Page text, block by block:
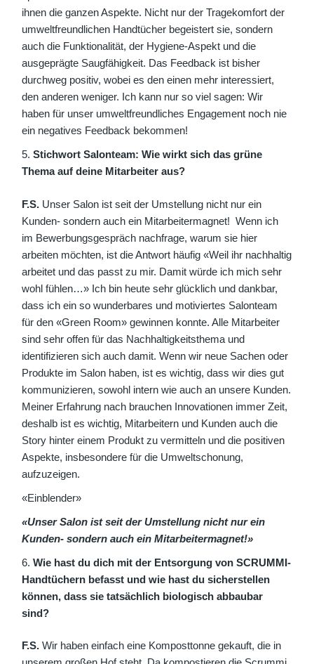
ihnen die ganzen Aspekte. Nicht nur der Tragekomfort der
umweltfreundlichen Handtücher begeistert sie, sondern
auch die Funktionalität, der Hygiene-Aspekt und die
ausgeprägte Saugfähigkeit. Das Feedback ist bisher
durchweg positiv, wobei es den einen mehr interessiert,
den anderen weniger. Ich kann nur so viel sagen: Wir
haben für unser umweltfreundliches Engagement noch nie
ein negatives Feedback bekommen!
Stichwort Salonteam: Wie wirkt sich das grüne
Thema auf deine Mitarbeiter aus?
F.S. Unser Salon ist seit der Umstellung nicht nur ein
Kunden- sondern auch ein Mitarbeitermagnet! Wenn ich
im Bewerbungsgespräch nachfrage, warum sie hier
arbeiten möchten, ist die Antwort häufig «Weil ihr nachhaltig
arbeitet und das passt zu mir. Damit würde ich mich sehr
wohl fühlen…» Ich bin heute sehr glücklich und dankbar,
dass ich ein so wunderbares und motiviertes Salonteam
für den «Green Room» gewinnen konnte. Alle Mitarbeiter
sind sehr offen für das Nachhaltigkeitsthema und
identifizieren sich auch damit. Wenn wir neue Sachen oder
Produkte im Salon haben, ist es wichtig, dass wir dies gut
kommunizieren, sowohl intern wie auch an unsere Kunden.
Meiner Erfahrung nach brauchen Innovationen immer Zeit,
deshalb ist es wichtig, Mitarbeitern und Kunden auch die
Story hinter einem Produkt zu vermitteln und die positiven
Aspekte, insbesondere für die Umweltschonung,
aufzuzeigen.
«Einblender»
«Unser Salon ist seit der Umstellung nicht nur ein
Kunden- sondern auch ein Mitarbeitermagnet!»
Wie hast du dich mit der Entsorgung von SCRUMMI-
Handtüchern befasst und wie hast du sicherstellen
können, dass sie tatsächlich biologisch abbaubar
sind?
F.S. Wir haben einfach eine Komposttonne gekauft, die in